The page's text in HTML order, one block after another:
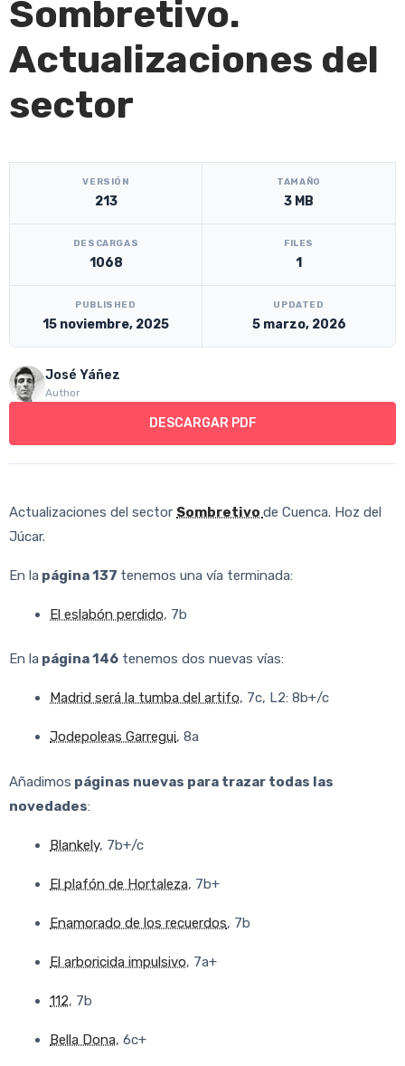
Sombretivo.
Actualizaciones del
sector
[video_player_1200x800]
VERSIÓN
213
TAMAÑO
3 MB
DESCARGAS
1068
FILES
1
PUBLISHED
15 noviembre, 2025
UPDATED
5 marzo, 2026
José Yáñez
Author
DESCARGAR PDF
Actualizaciones del sector Sombretivo de Cuenca. Hoz del
Júcar.
En la página 137 tenemos una vía terminada:
El eslabón perdido, 7b
En la página 146 tenemos dos nuevas vías:
Madrid será la tumba del artifo, 7c, L2: 8b+/c
Jodepoleas Garregui, 8a
Añadimos páginas nuevas para trazar todas las
novedades:
Blankely, 7b+/c
El plafón de Hortaleza, 7b+
Enamorado de los recuerdos, 7b
El arboricida impulsivo, 7a+
112, 7b
Bella Dona, 6c+